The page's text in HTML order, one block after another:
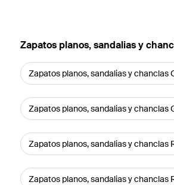
Zapatos planos, sandalias y
Zapatos planos, sandalias y chanclas
Zapatos planos, sandalias y chanclas
Zapatos planos, sandalias y chanclas
Zapatos planos, sandalias y chanclas